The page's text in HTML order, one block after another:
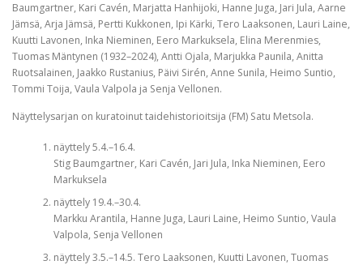
Baumgartner, Kari Cavén, Marjatta Hanhijoki, Hanne Juga, Jari Jula, Aarne
Jämsä, Arja Jämsä, Pertti Kukkonen, Ipi Kärki, Tero Laaksonen, Lauri Laine,
Kuutti Lavonen, Inka Nieminen, Eero Markuksela, Elina Merenmies,
Tuomas Mäntynen (1932–2024), Antti Ojala, Marjukka Paunila, Anitta
Ruotsalainen, Jaakko Rustanius, Päivi Sirén, Anne Sunila, Heimo Suntio,
Tommi Toija, Vaula Valpola ja Senja Vellonen.
Näyttelysarjan on kuratoinut taidehistorioitsija (FM) Satu Metsola.
näyttely 5.4.–16.4.
Stig Baumgartner, Kari Cavén, Jari Jula, Inka Nieminen, Eero
Markuksela
näyttely 19.4.–30.4.
Markku Arantila, Hanne Juga, Lauri Laine, Heimo Suntio, Vaula
Valpola, Senja Vellonen
näyttely 3.5.–14.5. Tero Laaksonen, Kuutti Lavonen, Tuomas